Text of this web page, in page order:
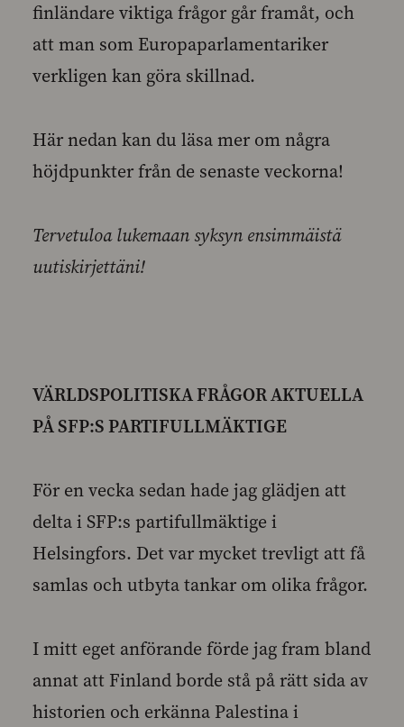
finländare viktiga frågor går framåt, och
att man som Europaparlamentariker
verkligen kan göra skillnad.
Här nedan kan du läsa mer om några
höjdpunkter från de senaste veckorna!
Tervetuloa lukemaan syksyn ensimmäistä
uutiskirjettäni!
VÄRLDSPOLITISKA FRÅGOR AKTUELLA
PÅ SFP:S PARTIFULLMÄKTIGE
För en vecka sedan hade jag glädjen att
delta i SFP:s partifullmäktige i
Helsingfors. Det var mycket trevligt att få
samlas och utbyta tankar om olika frågor.
I mitt eget anförande förde jag fram bland
annat att Finland borde stå på rätt sida av
historien och erkänna Palestina i